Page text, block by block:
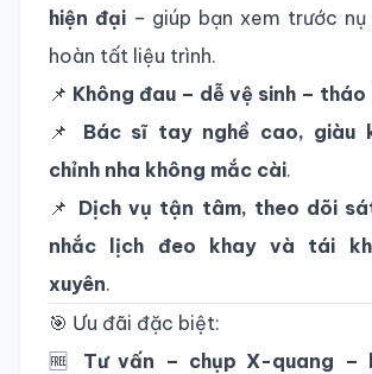
hiện đại– giúp bạn xem trước nụ
hoàn tất liệu trình.
📌 Không đau – dễ vệ sinh –
📌 Bác sĩ tay nghề cao, giàu
chỉnh nha không mắc cài.
📌 Dịch vụ tận tâm, theo dõi
nhắc lịch đeo khay và tái
xuyên.
🎯 Ưu đãi đặc biệt:
🆓 Tư vấn – chụp X-quang –